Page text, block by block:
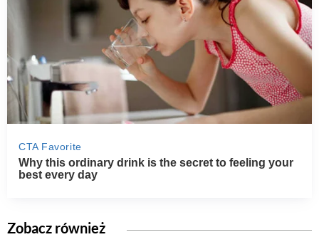
Zobacz również